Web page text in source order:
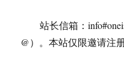
站长信箱：
@）。本站仅限邀请注册